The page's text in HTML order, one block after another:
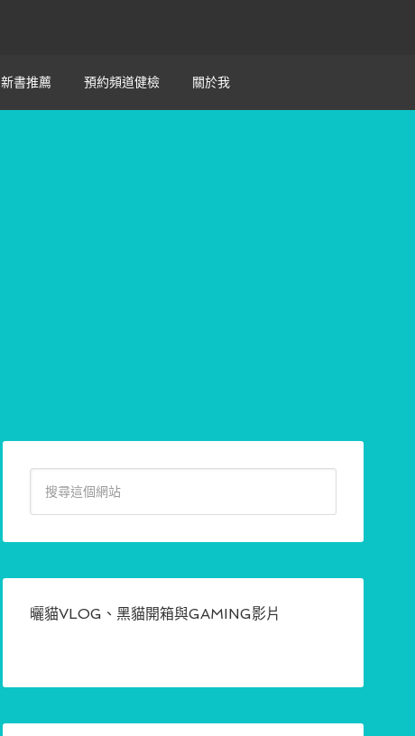
新書推薦 預約頻道健檢 關於我
曬貓VLOG、黑貓開箱與GAMING影片